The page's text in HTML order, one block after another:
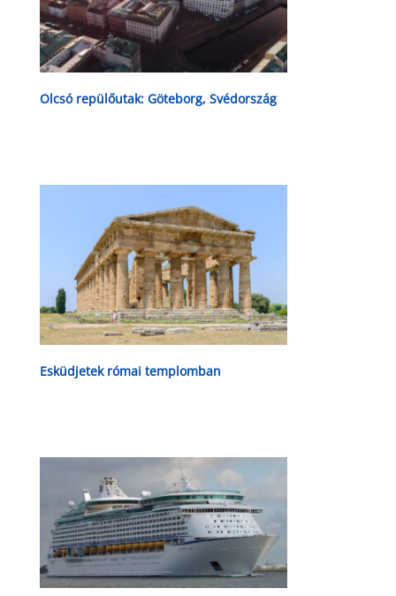
Olcsó repülőutak: Göteborg, Svédország
Esküdjetek római templomban